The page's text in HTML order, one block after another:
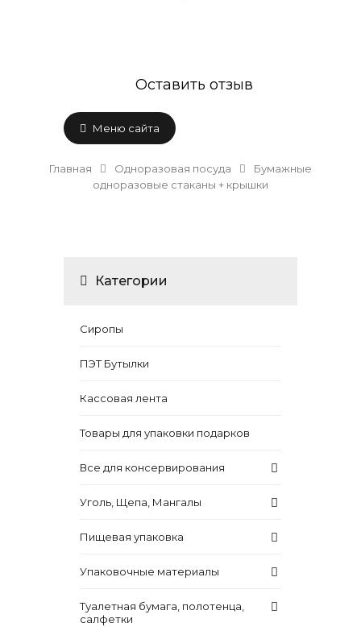
Оставить отзыв
Меню сайта
Главная Одноразовая посуда
Бумажные
одноразовые стаканы + крышки
Категории
Сиропы
ПЭТ Бутылки
Кассовая лента
Товары для упаковки подарков
Все для консервирования
Уголь, Щепа, Мангалы
Пищевая упаковка
Упаковочные материалы
Туалетная бумага, полотенца,
салфетки